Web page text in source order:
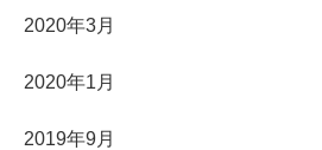
2020年3月
2020年1月
2019年9月